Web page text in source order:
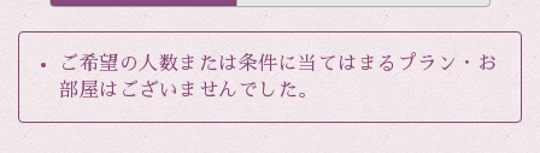
ご希望の人数または条件に当てはまるプラン・お
部屋はございませんでした。